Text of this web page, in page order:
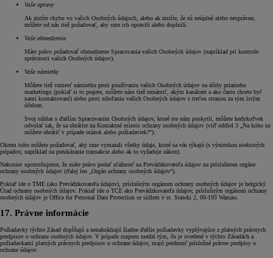
Vaše opravy
Ak zistíte chybu vo vašich Osobných údajoch, alebo ak zistíte, že sú neúplné alebo nesprávne,
môžete od nás tiež požadovať, aby sme ich opravili alebo doplnili.
Vaše obmedzenia
Máte právo požadovať obmedzenie Spracovania vašich Osobných údajov (napríklad pri kontrole
správnosti vašich Osobných údajov).
Vaše námietky
Môžete tiež vzniesť námietku proti používaniu vašich Osobných údajov na účely priameho
marketingu (pokiaľ si to prajete, môžete nám tiež oznámiť, akým kanálom a ako často chcete byť
nami kontaktovaní) alebo proti zdieľaniu vašich Osobných údajov s treťou stranou za tým istým
účelom.
Svoj súhlas s ďalším Spracovaním Osobných údajov, ktoré ste nám poskytli, môžete kedykoľvek
odvolať tak, že sa obrátite na Kontaktné miesto ochrany osobných údajov (viď oddiel 3 „Na koho sa
môžete obrátiť v prípade otázok alebo požiadaviek?“).
Okrem toho môžete požadovať, aby sme vymazali všetky údaje, ktoré sa vás týkajú (s výnimkou niektorých
prípadov, napríklad na preukázanie transakcie alebo ak to vyžaduje zákon).
Nakoniec upozorňujeme, že máte právo podať sťažnosť na Prevádzkovateľa údajov na príslušnom orgáne
ochrany osobných údajov (ďalej len „Orgán ochrany osobných údajov“).
Pokiaľ ide o TME (ako Prevádzkovateľa údajov), príslušným orgánom ochrany osobných údajov je belgický
Úrad ochrany osobných údajov. Pokiaľ ide o TCE ako Prevádzkovateľa údajov, príslušným orgánom ochrany
osobných údajov je Office for Personal Data Protection se sídlem v st. Stawki 2, 00-193 Warsaw.
17. Právne informácie
Požiadavky týchto Zásad dopĺňajú a nenahrádzajú žiadne ďalšie požiadavky vyplývajúce z platných právnych
predpisov o ochrane osobných údajov. V prípade rozporu medzi tým, čo je uvedené v týchto Zásadách a
požiadavkami platných právnych predpisov o ochrane údajov, majú prednosť príslušné právne predpisy o
ochrane údajov.